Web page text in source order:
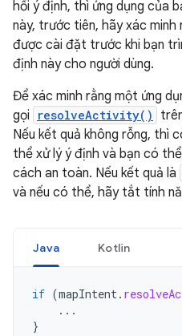
hồi ý định, thì ứng dụng của
này, trước tiên, hãy xác minh
được cài đặt trước khi bạn
định này cho người dùng.
Để xác minh rằng một ứng
gọi
resolveActivity()
Nếu kết quả không rỗng, thì
thể xử lý ý định và bạn có
cách an toàn. Nếu kết quả là
và nếu có thể, hãy tắt tính
Java Kotlin
if (mapIntent.
...
}